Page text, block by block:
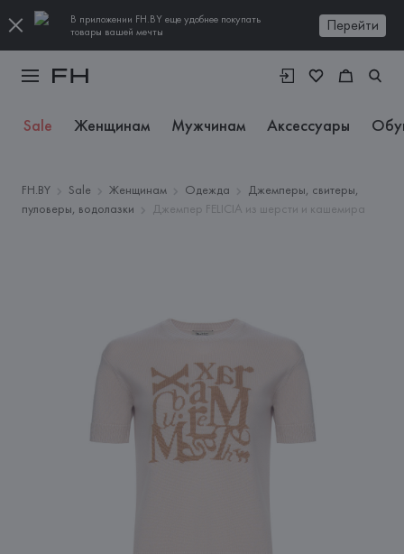
В приложении FH.BY еще удобнее покупать
товары вашей мечты
Перейти
Sale Женщинам Мужчинам Аксессуары
FH.BY Sale Женщинам Одежда
Джемперы, свитеры,
пуловеры, водолазки
Джемпер FELICIA из шерсти и кашемира